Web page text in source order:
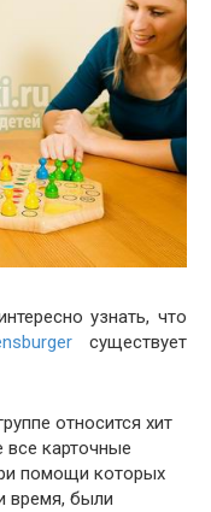
узнать, что
существует
относится хит
все карточные
помощи которых
время, были